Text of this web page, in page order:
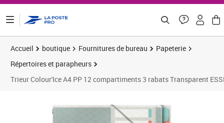
Accueil boutique Fournitures de bureau
Papeterie
Répertoires et parapheurs
Trieur Colour'Ice A4 PP 12 compartiments 3 rabats Transparent